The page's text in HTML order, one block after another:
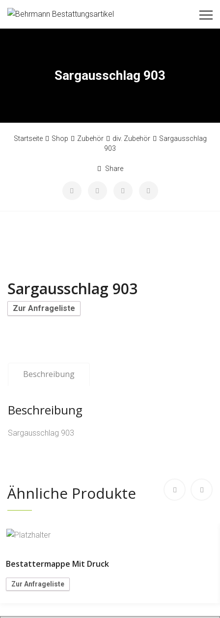
Sargausschlag 903
Startseite Shop Zubehör div. Zubehör
Sargausschlag
903
Share
Sargausschlag 903
Zur Anfrageliste
Beschreibung
Beschreibung
Sargausschlag 903
Ähnliche Produkte
Bestattermappe Mit Druck
Zur Anfrageliste